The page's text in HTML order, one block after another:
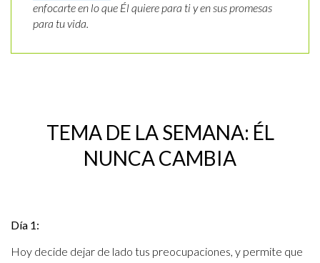
enfocarte en lo que Él quiere para ti y en sus promesas
para tu vida.
TEMA DE LA SEMANA: ÉL
NUNCA CAMBIA
Día 1:
Hoy decide dejar de lado tus preocupaciones, y permite que